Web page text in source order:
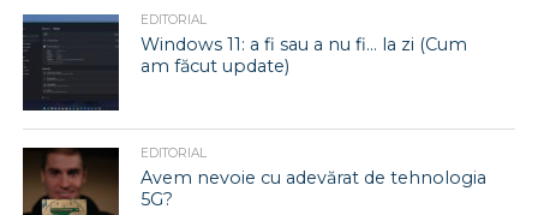
EDITORIAL
Windows 11: a fi sau a nu fi… la zi (Cum
am făcut update)
EDITORIAL
Avem nevoie cu adevărat de tehnologia
5G?